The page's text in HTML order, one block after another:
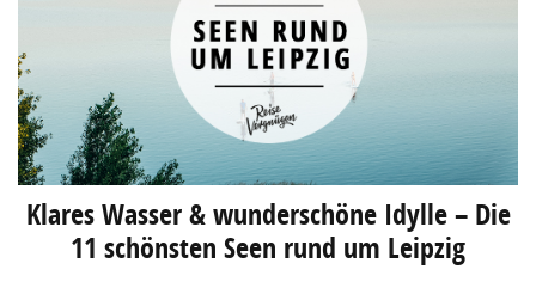
Klares Wasser & wunderschöne Idylle – Die
11 schönsten Seen rund um Leipzig